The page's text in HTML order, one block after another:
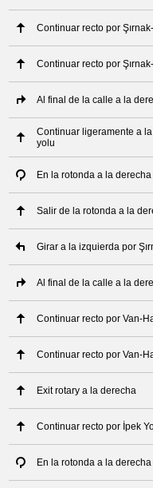
Continuar recto por
Continuar recto por
Al final de la calle a la
Continuar ligeramente a
yolu
En la rotonda a la derecha
Salir de la rotonda a la
Girar a la izquierda por
Al final de la calle a la
Continuar recto por Van-
Continuar recto por Van-
Exit rotary a la derecha
Continuar recto por İpek
En la rotonda a la